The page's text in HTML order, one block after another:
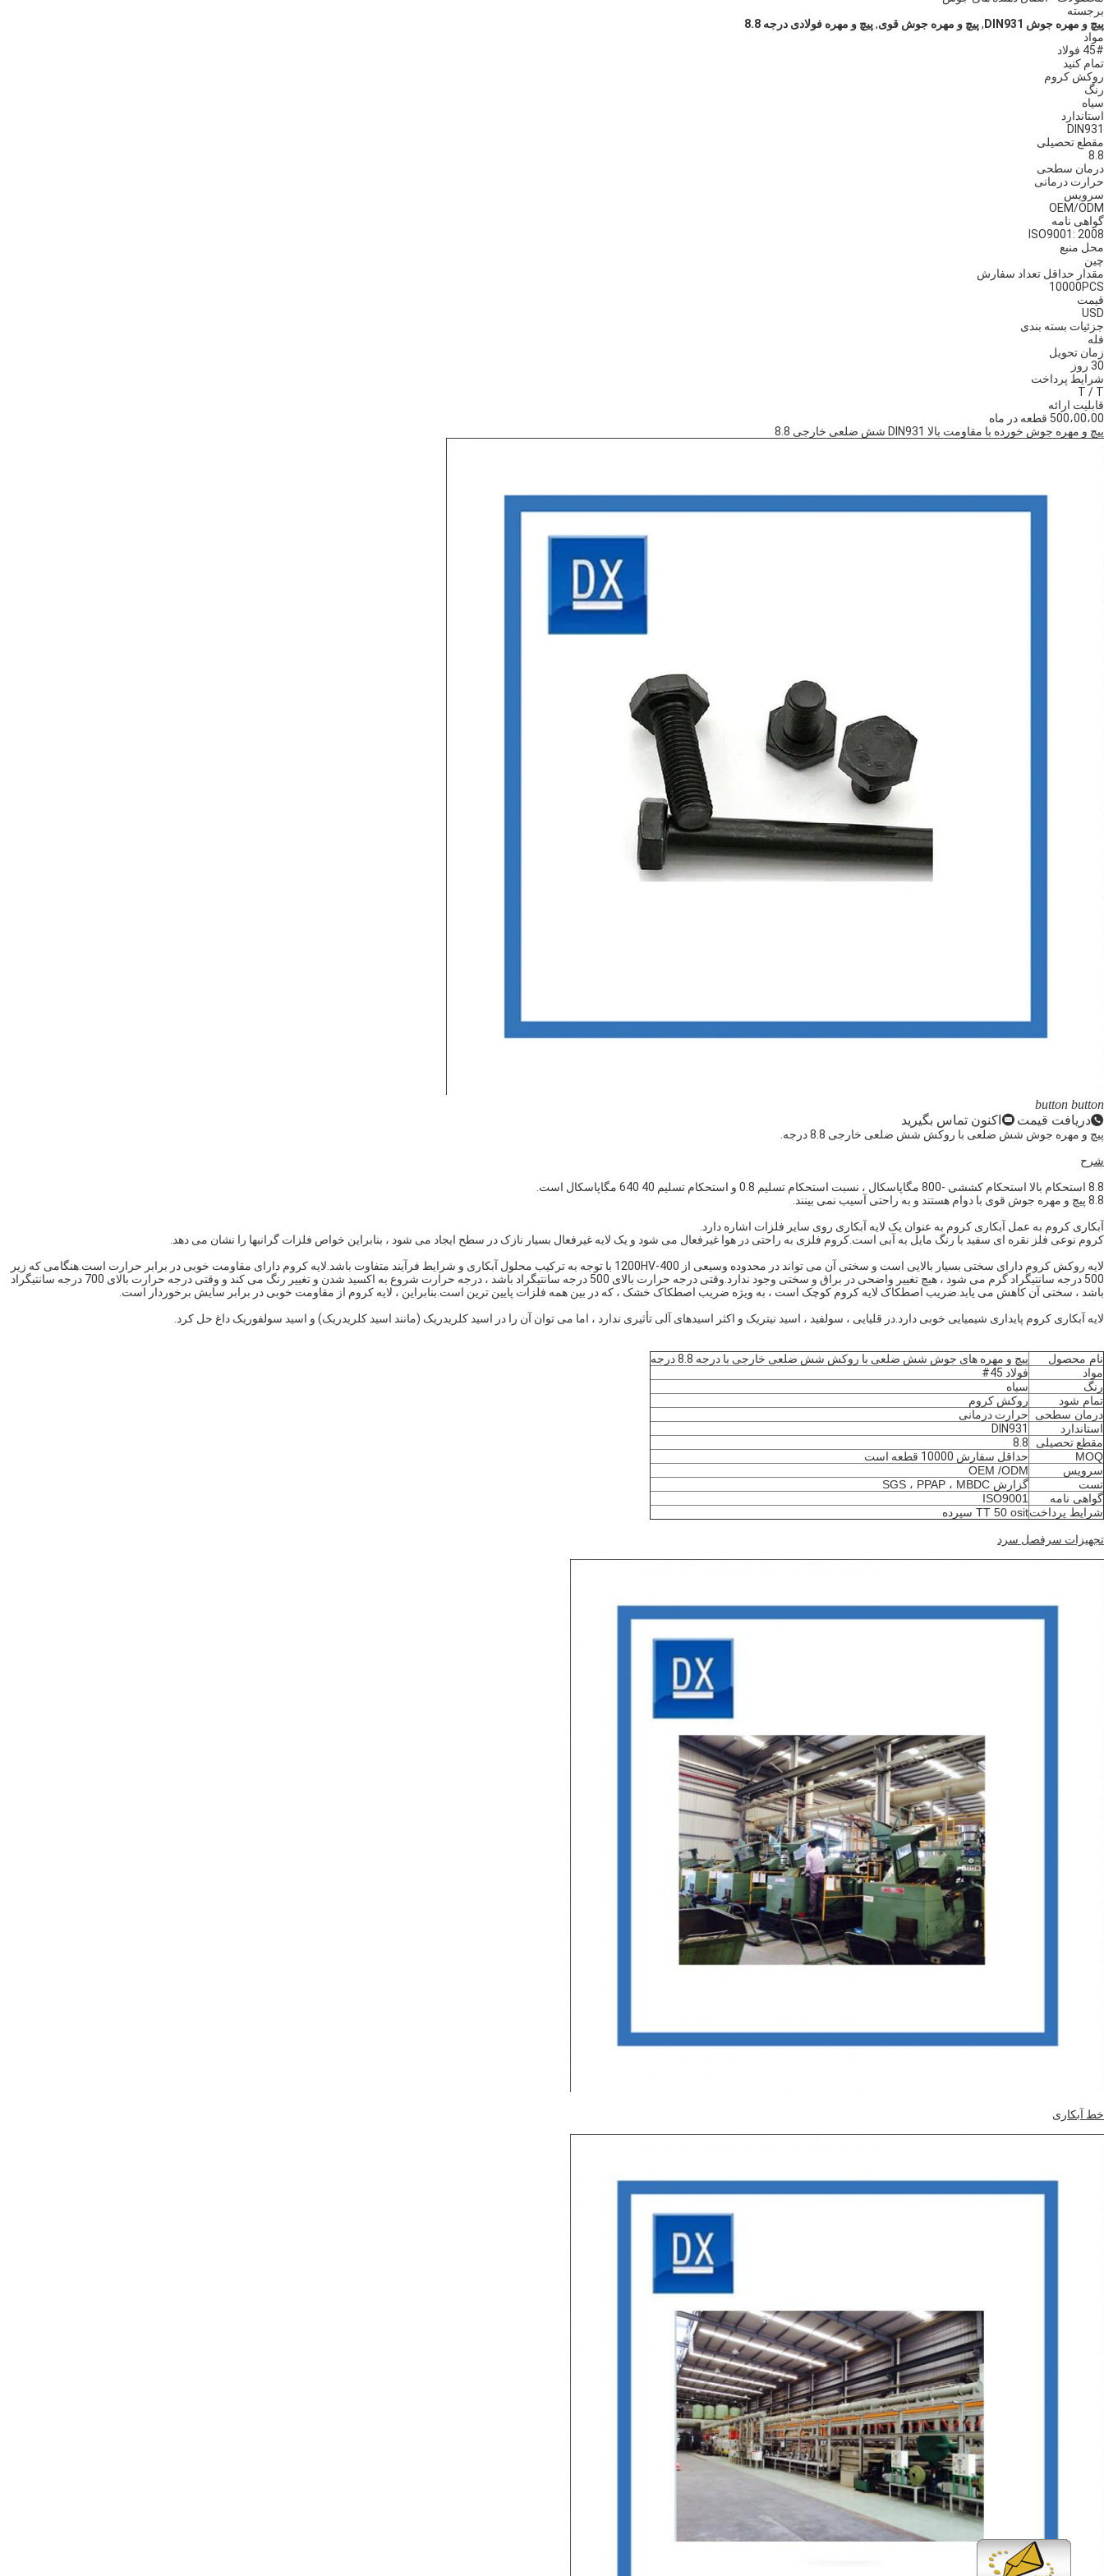
برجسته
پیچ و مهره جوش DIN931
,پیچ و مهره جوش قوی,پیچ و مهره فولادی درجه 8.8
مواد
45# فولاد
تمام کنید
روکش کروم
رنگ
سیاه
استاندارد
DIN931
مقطع تحصیلی
8.8
درمان سطحی
حرارت درمانی
سرویس
OEM/ODM
گواهی نامه
ISO9001: 2008
محل منبع
چین
مقدار حداقل تعداد سفارش
10000PCS
قیمت
USD
جزئیات بسته بندی
فله
زمان تحویل
30 روز
شرایط پرداخت
T / T
قابلیت ارائه
500،00،00 قطعه در ماه
پیچ و مهره جوش خورده با مقاومت بالا DIN931 شش ضلعی خارجی 8.8
button button
دریافت قیمت
اکنون تماس بگیرید
پیچ و مهره جوش شش ضلعی با روکش شش ضلعی خارجی 8.8 درجه.
شرح
8.8 استحکام بالا استحکام کششی -800 مگاپاسکال ، نسبت استحکام تسلیم 0.8 و استحکام تسلیم 40 640 مگاپاسکال است.
8.8 پیچ و مهره جوش قوی با دوام هستند و به راحتی آسیب نمی بینند.
آبکاری کروم به عمل آبکاری کروم به عنوان یک لایه آبکاری روی سایر فلزات اشاره دارد.
کروم نوعی فلز نقره ای سفید با رنگ مایل به آبی است.کروم فلزی به راحتی در هوا غیرفعال می شود و یک لایه غیرفعال بسیار نازک در سطح ایجاد می شود ، بنابراین خواص فلزات گرانبها را نشان می دهد.
لایه روکش کروم دارای سختی بسیار بالایی است و سختی آن می تواند در محدوده وسیعی از 400-1200HV با توجه به ترکیب محلول آبکاری و شرایط فرآیند متفاوت باشد.لایه کروم دارای مقاومت خوبی در برابر حرارت است.هنگامی که زیر
500 درجه سانتیگراد گرم می شود ، هیچ تغییر واضحی در براق و سختی وجود ندارد.وقتی درجه حرارت بالای 500 درجه سانتیگراد باشد ، درجه حرارت شروع به اکسید شدن و تغییر رنگ می کند و وقتی درجه حرارت بالای 700 درجه سانتیگراد
باشد ، سختی آن کاهش می یابد.ضریب اصطکاک لایه کروم کوچک است ، به ویژه ضریب اصطکاک خشک ، که در بین همه فلزات پایین ترین است.بنابراین ، لایه کروم از مقاومت خوبی در برابر سایش برخوردار است.
لایه آبکاری کروم پایداری شیمیایی خوبی دارد.در قلیایی ، سولفید ، اسید نیتریک و اکثر اسیدهای آلی تأثیری ندارد ، اما می توان آن را در اسید کلریدریک (مانند اسید کلریدریک) و اسید سولفوریک داغ حل کرد.
نام محصول
پیچ و مهره های جوش شش ضلعی با روکش شش ضلعی خارجی با درجه 8.8 درجه
مواد
فولاد 45#
رنگ
سیاه
تمام شود
روکش کروم
درمان سطحی
حرارت درمانی
استاندارد
DIN931
مقطع تحصیلی
8.8
MOQ
حداقل سفارش 10000 قطعه است
سرویس
OEM /ODM
تست
گزارش SGS ، PPAP ، MBDC
گواهی نامه
ISO9001
شرایط پرداختTT 50 osit سپرده
تجهیزات سرفصل سرد
خط آبکاری